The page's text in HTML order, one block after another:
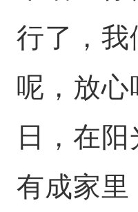
行了，我
呢，放心
日，在
有成家里